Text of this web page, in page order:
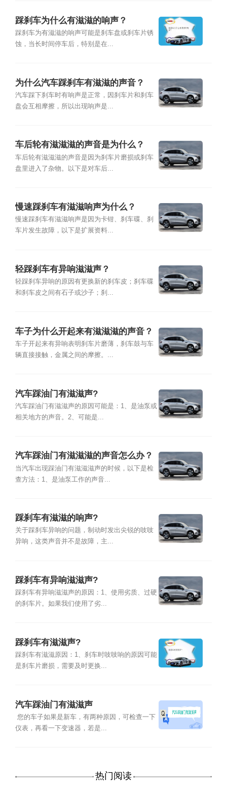
踩刹车为什么有滋滋的响声？
踩刹车为有滋滋的响声可能是刹车盘或刹车片锈
蚀，当长时间停车后，特别是在...
为什么汽车踩刹车有滋滋的声音？
汽车踩下刹车时有响声是正常，因刹车片和刹车
盘会互相摩擦，所以出现响声是...
车后轮有滋滋滋的声音是为什么？
车后轮有滋滋滋的声音是因为刹车片磨损或刹车
盘里进入了杂物。以下是对车后...
慢速踩刹车有滋滋响声为什么？
慢速踩刹车有滋滋响声是因为卡钳、刹车碟、刹
车片发生故障，以下是扩展资料...
轻踩刹车有异响滋滋声？
轻踩刹车异响的原因有更换新的刹车皮；刹车碟
和刹车皮之间有石子或沙子；刹...
车子为什么开起来有滋滋滋的声音？
车子开起来有异响表明刹车片磨薄，刹车鼓与车
辆直接接触，金属之间的摩擦。...
汽车踩油门有滋滋声?
汽车踩油门有滋滋声的原因可能是：1、是油泵或
相关地方的声音。2、可能是...
汽车踩油门有滋滋滋的声音怎么办？
当汽车出现踩油门有滋滋滋声的时候，以下是检
查方法：1、是油泵工作的声音...
踩刹车有滋滋的响声?
关于踩刹车异响的问题，制动时发出尖锐的吱吱
异响，这类声音并不是故障，主...
踩刹车有异响滋滋声?
踩刹车有异响滋滋声的原因：1、使用劣质、过硬
的刹车片。如果我们使用了劣...
踩刹车有滋滋声?
踩刹车有滋滋原因：1、刹车时吱吱响的原因可能
是刹车片磨损，需要及时更换...
汽车踩油门有滋滋声
您的车子如果是新车，有两种原因，可检查一下
仪表，再看一下变速器，若是...
热门阅读